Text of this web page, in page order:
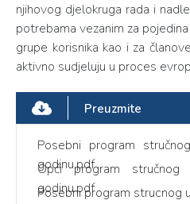
njihovog djelokruga rada i
potrebama vezanim za
grupe korisnika kao i za
aktivno sudjeluju u proces
Preuzmite
Posebni program
godinu.pdf
Opći program
godinu.pdf
Posebni program strucnog